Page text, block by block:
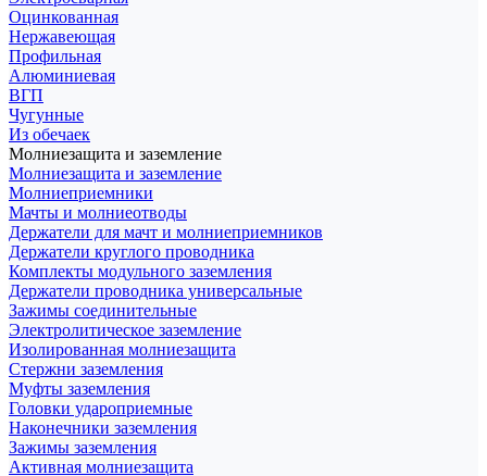
Оцинкованная
Нержавеющая
Профильная
Алюминиевая
ВГП
Чугунные
Из обечаек
Молниезащита и заземление
Молниезащита и заземление
Молниеприемники
Мачты и молниеотводы
Держатели для мачт и молниеприемников
Держатели круглого проводника
Комплекты модульного заземления
Держатели проводника универсальные
Зажимы соединительные
Электролитическое заземление
Изолированная молниезащита
Стержни заземления
Муфты заземления
Головки удароприемные
Наконечники заземления
Зажимы заземления
Активная молниезащита